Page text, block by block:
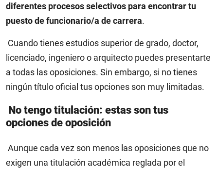
diferentes procesos selectivos para encontrar tu
puesto de funcionario/a de carrera.
Cuando tienes estudios superior de grado, doctor,
licenciado, ingeniero o arquitecto puedes presentarte
a todas las oposiciones. Sin embargo, si no tienes
ningún título oficial tus opciones son muy limitadas.
No tengo titulación: estas son tus
opciones de oposición
Aunque cada vez son menos las oposiciones que no
exigen una titulación académica reglada por el